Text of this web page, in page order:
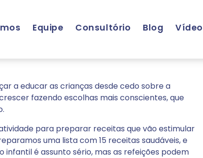
Equipe Consultório Blog
e equilibradas
a educar as crianças desde cedo sobre a
fazendo escolhas mais conscientes, que
para preparar receitas que vão estimular
uma lista com 15 receitas saudáveis, e
infantil é assunto sério, mas as refeições podem